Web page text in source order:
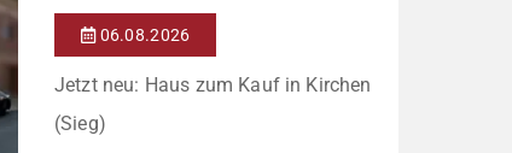
Fensterfronten Fußbodenheizung Modern
gefliestes Badezimmer mit großem
06.08.2026
Jetzt neu: Haus zum Kauf in Kirchen
(Sieg)